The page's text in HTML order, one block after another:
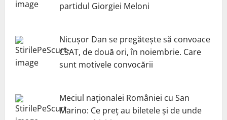
partidul Giorgiei Meloni
Nicuşor Dan se pregăteşte să convoace
CSAT, de două ori, în noiembrie. Care
sunt motivele convocării
Meciul naționalei României cu San
Marino: Ce preț au biletele și de unde